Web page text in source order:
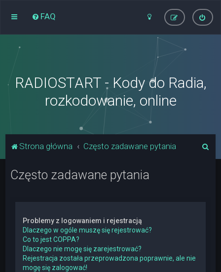
FAQ
RADIOSTART - Kody do Radia,
rozkodowanie, online
Strona główna Często zadawane pytania
Często zadawane pytania
Problemy z logowaniem i rejestracją
Dlaczego w ogóle muszę się rejestrować?
Co to jest COPPA?
Dlaczego nie mogę się zarejestrować?
Rejestracja została przeprowadzona poprawnie, ale nie
mogę się zalogować!